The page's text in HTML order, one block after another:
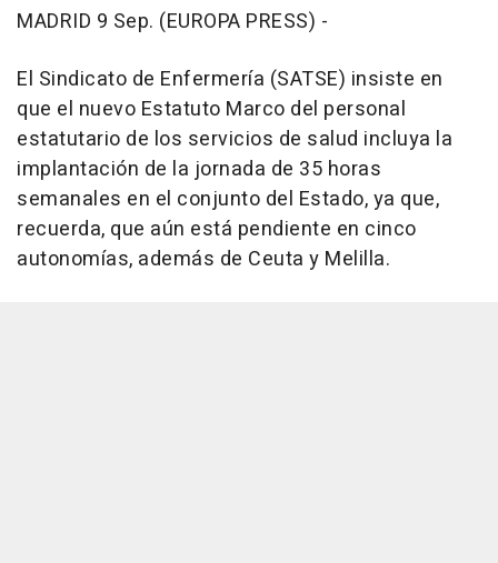
MADRID 9 Sep. (EUROPA PRESS) -
El Sindicato de Enfermería (SATSE) insiste en
que el nuevo Estatuto Marco del personal
estatutario de los servicios de salud incluya la
implantación de la jornada de 35 horas
semanales en el conjunto del Estado, ya que,
recuerda, que aún está pendiente en cinco
autonomías, además de Ceuta y Melilla.